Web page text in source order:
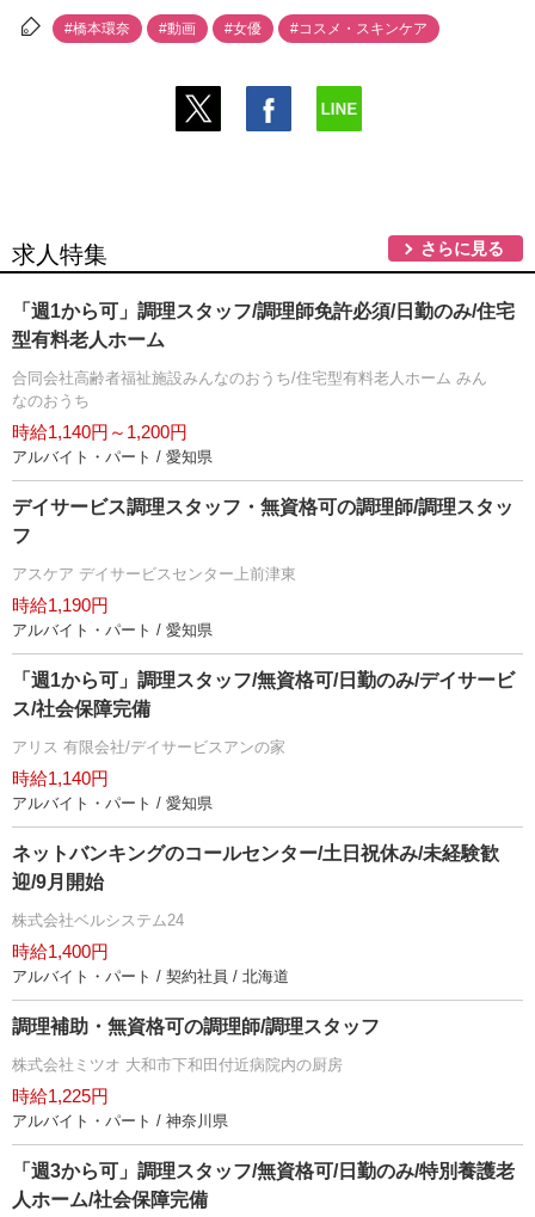
#橋本環奈 #動画 #女優 #コスメ・スキンケア
求人特集 さらに見る
「週1から可」調理スタッフ/調理師免許必須/日勤のみ/住宅
型有料老人ホーム
合同会社高齢者福祉施設みんなのおうち/住宅型有料老人ホーム みん
なのおうち
時給1,140円～1,200円
アルバイト・パート / 愛知県
デイサービス調理スタッフ・無資格可の調理師/調理スタッ
フ
アスケア デイサービスセンター上前津東
時給1,190円
アルバイト・パート / 愛知県
「週1から可」調理スタッフ/無資格可/日勤のみ/デイサービ
ス/社会保障完備
アリス 有限会社/デイサービスアンの家
時給1,140円
アルバイト・パート / 愛知県
ネットバンキングのコールセンター/土日祝休み/未経験歓
迎/9月開始
株式会社ベルシステム24
時給1,400円
アルバイト・パート / 契約社員 / 北海道
調理補助・無資格可の調理師/調理スタッフ
株式会社ミツオ 大和市下和田付近病院内の厨房
時給1,225円
アルバイト・パート / 神奈川県
「週3から可」調理スタッフ/無資格可/日勤のみ/特別養護老
人ホーム/社会保障完備